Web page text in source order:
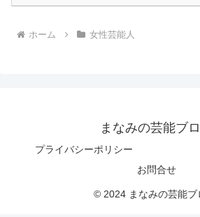
ホーム 女性芸能人
まなみの芸能ブ
プライバシーポリシー
お問合せ
© 2024 まなみの芸能ブ